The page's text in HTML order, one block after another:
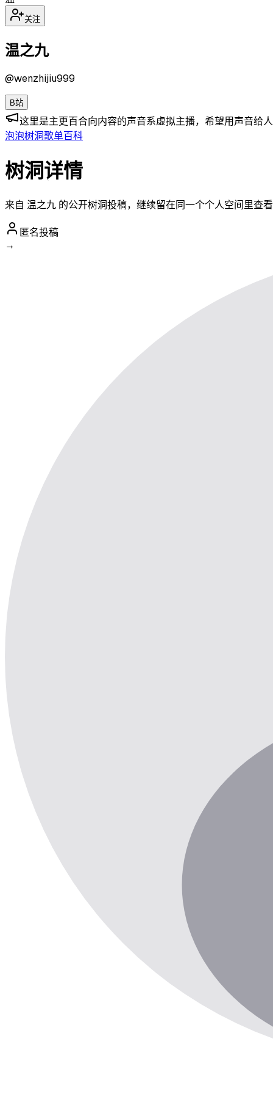
关注
温之九
@wenzhijiu999
B站
这里是主更百合向内容的声音系虚拟主播，希望用声音给
泡泡树洞歌单百科
树洞详情
来自 温之九 的公开树洞投稿，继续留在同一个个人空间里查
匿名投稿
→